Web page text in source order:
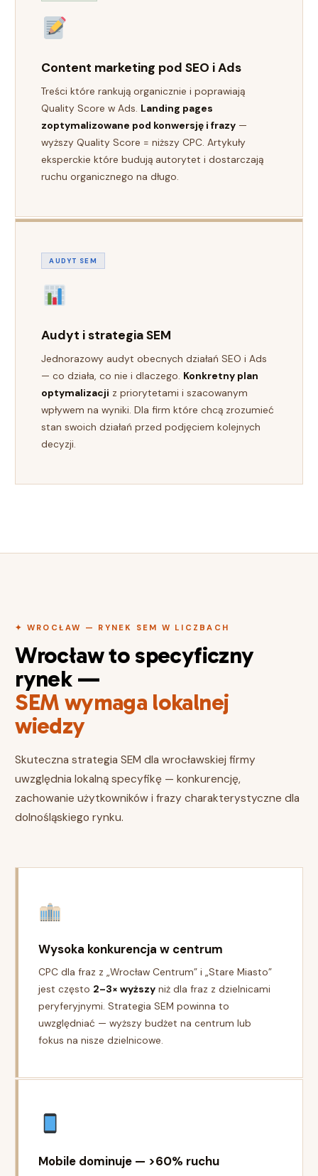
Content marketing pod SEO i Ads
Treści które rankują organicznie i poprawiają
Quality Score w Ads. Landing pages
zoptymalizowane pod konwersję i frazy —
wyższy Quality Score = niższy CPC. Artykuły
eksperckie które budują autorytet i dostarczają
ruchu organicznego na długo.
AUDYT SEM
Audyt i strategia SEM
Jednorazowy audyt obecnych działań SEO i Ads
— co działa, co nie i dlaczego. Konkretny plan
optymalizacji z priorytetami i szacowanym
wpływem na wyniki. Dla firm które chcą zrozumieć
stan swoich działań przed podjęciem kolejnych
decyzji.
✦ WROCŁAW — RYNEK SEM W LICZBACH
Wrocław to specyficzny
rynek —
SEM wymaga lokalnej
wiedzy
Skuteczna strategia SEM dla wrocławskiej firmy
uwzględnia lokalną specyfikę — konkurencję,
zachowanie użytkowników i frazy charakterystyczne dla
dolnośląskiego rynku.
Wysoka konkurencja w centrum
CPC dla fraz z „Wrocław Centrum” i „Stare Miasto”
jest często 2–3× wyższy niż dla fraz z dzielnicami
peryferyjnymi. Strategia SEM powinna to
uwzględniać — wyższy budżet na centrum lub
fokus na nisze dzielnicowe.
Mobile dominuje — >60% ruchu